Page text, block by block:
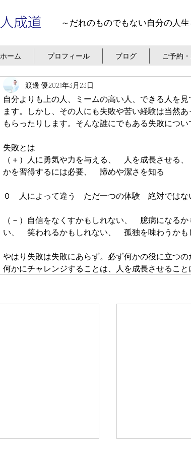
～だれのものでもない自分の人
ホーム プロフィール ブログ ご予約
渡邊 優2021年3月23日
自分よりも上の人、ミームの高い人、できる人を
ます。しかし、その人にも失敗や苦い経験は当然
もらったりします。そんな誰にでもある失敗につ
失敗とは
（＋）人に勇気や力を与える、　人を成長させる
かを習得するには必要、　諦めや潔さを知る
０　人によって違う　ただ一つの体験　絶対ではな
（－）自信をなくすかもしれない、　臆病になる
い、　笑われるかもしれない、　孤独を味わうか
やはり失敗は失敗にあらず。必ず何かの役に立つの
何かにチャレンジすることは、人を成長させるこ